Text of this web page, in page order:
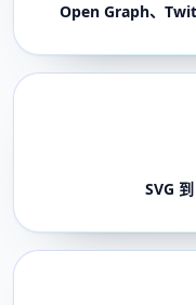
Open Graph、
SVG